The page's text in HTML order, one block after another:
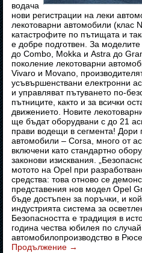
водача
нови регистрации на леки
лекотоварни автомобили (клас
катастрофите по пътищата и
е добре подготвен. За
до Combo, Mokka и Astra до
поколение лекотоварни
Vivaro и Movano,
усъвършенствани електронни
и управляват пътуването по-
пътниците, както и за всички
движението. Новите
ще бъдат оборудвани с до 21
прави водещи в сегмента! Дори
автомобили – Corsa, много от
включени като стандартно
законови изисквания.
мотото на Opel при
средства: това отново се
представения нов модел Opel
бъде достъпен за поръчки, и
индустрията система за
Безопасността е традиция в
година чества юбилея по
автомобилопроизводство в
Продължение →